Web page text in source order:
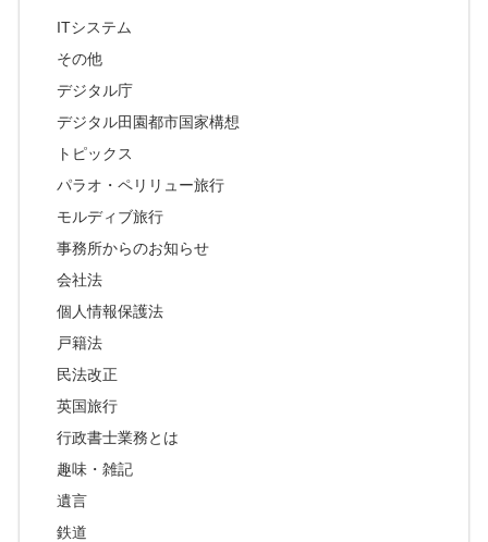
ITシステム
その他
デジタル庁
デジタル田園都市国家構想
トピックス
パラオ・ペリリュー旅行
モルディブ旅行
事務所からのお知らせ
会社法
個人情報保護法
戸籍法
民法改正
英国旅行
行政書士業務とは
趣味・雑記
遺言
鉄道